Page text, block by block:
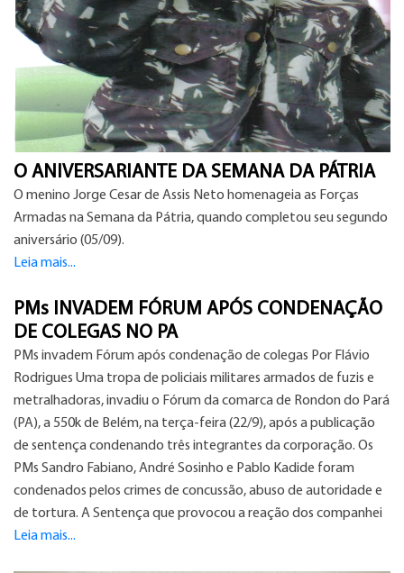
O ANIVERSARIANTE DA SEMANA DA PÁTRIA
O menino Jorge Cesar de Assis Neto homenageia as Forças
Armadas na Semana da Pátria, quando completou seu segundo
aniversário (05/09).
Leia mais...
PMs INVADEM FÓRUM APÓS CONDENAÇÃO
DE COLEGAS NO PA
PMs invadem Fórum após condenação de colegas Por Flávio
Rodrigues Uma tropa de policiais militares armados de fuzis e
metralhadoras, invadiu o Fórum da comarca de Rondon do Pará
(PA), a 550k de Belém, na terça-feira (22/9), após a publicação
de sentença condenando três integrantes da corporação. Os
PMs Sandro Fabiano, André Sosinho e Pablo Kadide foram
condenados pelos crimes de concussão, abuso de autoridade e
de tortura. A Sentença que provocou a reação dos companhei
Leia mais...